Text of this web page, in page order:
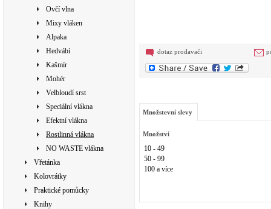
Ovčí vlna
Mixy vláken
Alpaka
Hedvábí
Kašmír
Mohér
Velbloudí srst
Speciální vlákna
Efektní vlákna
Rostlinná vlákna
NO WASTE vlákna
Vřetánka
Kolovrátky
Praktické pomůcky
Knihy
dotaz prodavači
Množstevní slevy
Množství
10 - 49
50 - 99
100 a více